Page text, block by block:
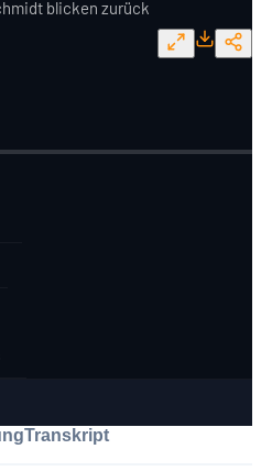
blicken zurück
Transkript